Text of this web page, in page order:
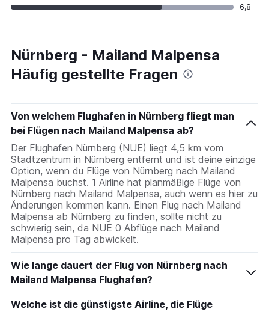
6,8
Nürnberg - Mailand Malpensa
Häufig gestellte Fragen
Von welchem Flughafen in Nürnberg fliegt man
bei Flügen nach Mailand Malpensa ab?
Der Flughafen Nürnberg (NUE) liegt 4,5 km vom
Stadtzentrum in Nürnberg entfernt und ist deine einzige
Option, wenn du Flüge von Nürnberg nach Mailand
Malpensa buchst. 1 Airline hat planmäßige Flüge von
Nürnberg nach Mailand Malpensa, auch wenn es hier zu
Änderungen kommen kann. Einen Flug nach Mailand
Malpensa ab Nürnberg zu finden, sollte nicht zu
schwierig sein, da NUE 0 Abflüge nach Mailand
Malpensa pro Tag abwickelt.
Wie lange dauert der Flug von Nürnberg nach
Mailand Malpensa Flughafen?
Welche ist die günstigste Airline, die Flüge